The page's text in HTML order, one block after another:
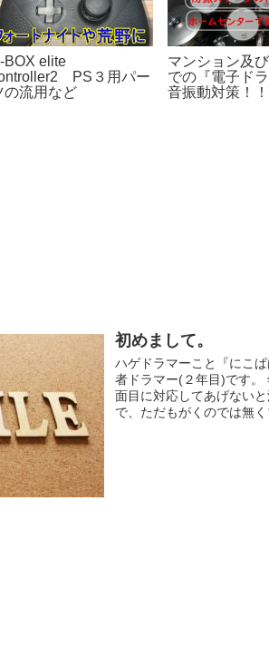
初心者見る初心者の為
の ギター・ベースのレ
ギュラーチューニングと
御髪神社に
初めまして。
ハゲドラマーこと『にこ
者ドラマー(２年目)です
面目に対応してあげない
で、ただもがくのでは無